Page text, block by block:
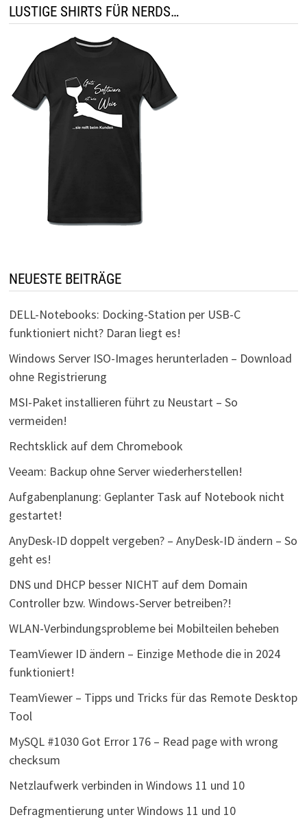
LUSTIGE SHIRTS FÜR NERDS…
NEUESTE BEITRÄGE
DELL-Notebooks: Docking-Station per USB-C
funktioniert nicht? Daran liegt es!
Windows Server ISO-Images herunterladen – Download
ohne Registrierung
MSI-Paket installieren führt zu Neustart – So
vermeiden!
Rechtsklick auf dem Chromebook
Veeam: Backup ohne Server wiederherstellen!
Aufgabenplanung: Geplanter Task auf Notebook nicht
gestartet!
AnyDesk-ID doppelt vergeben? – AnyDesk-ID ändern – So
geht es!
DNS und DHCP besser NICHT auf dem Domain
Controller bzw. Windows-Server betreiben?!
WLAN-Verbindungsprobleme bei Mobilteilen beheben
TeamViewer ID ändern – Einzige Methode die in 2024
funktioniert!
TeamViewer – Tipps und Tricks für das Remote Desktop
Tool
MySQL #1030 Got Error 176 – Read page with wrong
checksum
Netzlaufwerk verbinden in Windows 11 und 10
Defragmentierung unter Windows 11 und 10